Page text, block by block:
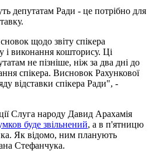
депутатам Ради - це потрібно для
щодо звіту спікера
і виконання кошторису. Ці
не пізніше, ніж за два дні до
спікера. Висновок Рахункової
відставки спікера Ради", -
Слуга народу Давид Арахамія
буде звільнений, а в п'ятницю
Як відомо, ним планують
Стефанчука.